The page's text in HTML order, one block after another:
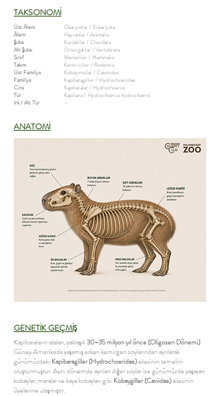
TAKSONOMİ
Üst Âlem
Âlem
Şube
Alt Şube
Sınıf
Takım
Üst Familya
Familya
Cins
Tür
Irk / Alt Tür
Ökaryotlar / Eukaryota
Hayvanlar / Animalia
Kordalılar / Chordata
Omurgalılar / Vertebrata
Memeliler / Mammalia
Kemiriciler / Rodentia
Kobayımsılar / Cavioidea
Kapibaragiller / Hydrochoeridae
Kapibaralar / Hydrochoerus
Kapibara / Hydrochoerus hydrochaeris
ANATOMİ
GENETİK GEÇMİŞ
Kapibaraların ataları, yaklaşık30–35 milyon yıl önce (Oligosen Dönemi)
Güney Amerika'da yaşamış erken kemirgen soylarından ayrılarak
günümüzdeki Kapibaragiller (Hydrochoeridae)ailesinin temelini
oluşturmuştur. Aynı dönemde ayrılan diğer soylar ise günümüzde yaşayan
kobaylar, maralar ve kaya kobayları gibi Kobaygiller (Caviidae)ailesinin
üyelerine ulaşmıştır.